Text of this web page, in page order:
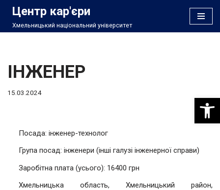
Перейти
Центр кар'єри
Хмельницький національний університет
ІНЖЕНЕР
15.03.2024
Посада: інженер-технолог
Група посад: інженери (інші галузі інженерної справи)
Заробітна плата (усього): 16400 грн
Хмельницька область, Хмельницький район,